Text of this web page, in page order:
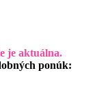
je aktuálna.
ponúk: